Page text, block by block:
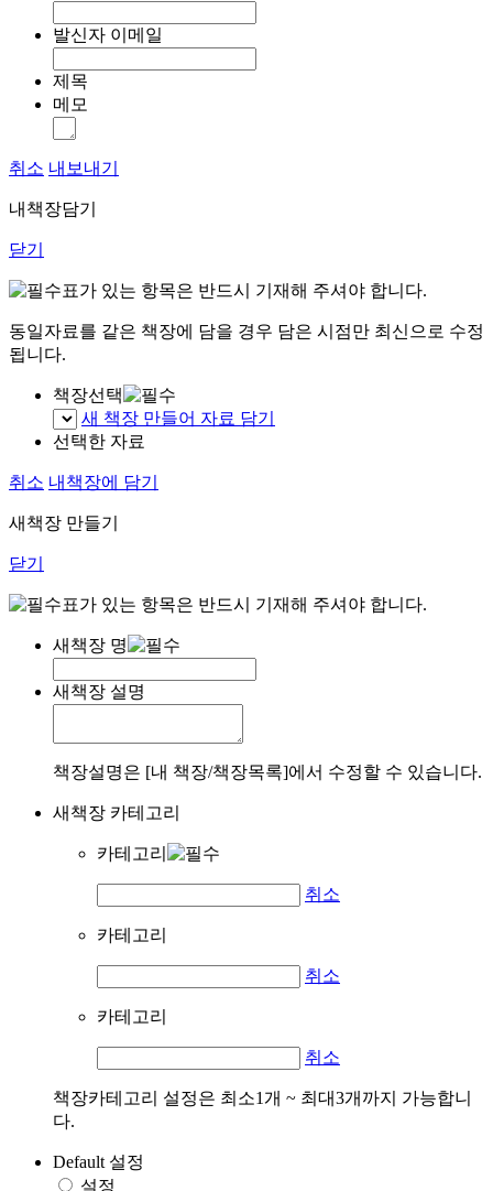
발신자 이메일
제목
메모
취소 내보내기
내책장담기
닫기
표가 있는 항목은 반드시 기재해 주셔야 합니다.
동일자료를 같은 책장에 담을 경우 담은 시점만 최신으로 수정
됩니다.
책장선택
새 책장 만들어 자료 담기
선택한 자료
취소 내책장에 담기
새책장 만들기
닫기
표가 있는 항목은 반드시 기재해 주셔야 합니다.
새책장 명
새책장 설명
책장설명은 [내 책장/책장목록]에서 수정할 수 있습니다.
새책장 카테고리
카테고리
취소
카테고리
취소
카테고리
취소
책장카테고리 설정은 최소1개 ~ 최대3개까지 가능합니
다.
Default 설정
설정